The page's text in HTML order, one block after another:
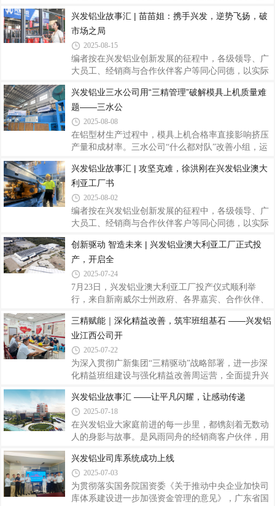
主会场，其余基地通过线上方式同步参与。12位来自
不同岗位的精益骨干接受绶带，精益项目分管领导刘
允棠出席仪式并为绿带获得者绶带、颁发证书。分管
领导刘允棠为绿带获得者绶带绶带仪式简洁而庄重，
既是对6月绿带认证成果的正式确认，也标志着这批
体系的新开端。分管领导刘允棠在仪式上向通过认证
的同事表示祝贺，并充分肯定他们在改善项目中展
兴发铝业故事汇 | 苗苗姐：携手兴发，逆势飞扬，破
市场之局
2025-08-15
编者按在兴发铝业创新发展的征程中，各级领导、广
大员工、经销商与合作伙伴客户等同心同德，以实际
神，为公司高质量发展注入了澎湃动力。在此过程
中，涌现出无数立足平凡岗位、创造不凡价值的感人
故事和闪耀榜样。为凝聚奋斗力量，弘扬企业文化，
现推出“兴发铝业故事汇”系列报道，刊载部分先进个
人与团队故事，共同书写兴发铝业记忆，传递温暖光
业开创更美好的未来汇聚磅礴力量。兴发系统是兴发
铝业旗下品牌，专注于高性能建筑立面围护结
兴发铝业三水公司用“三精管理”破解模具上机质量难
题——三水公
2025-08-08
在铝型材生产过程中，模具上机合格率直接影响挤压
产量和成材率。三水公司“什么都对队”改善小组，运
机合格率从81%提升至87%，日均减少返工2套模具，
年化改善收益达10万元！一、精准定位：直击痛点，
目标明确（一）痛点聚焦：1.新模未合格下单导致上
机率下降2.煲模工序质量问题（碰崩、压烂、冲洗不
干净）影响抛光质量3.返修/修模质量不理想，导致多
化、把模具质量做到预期2.监督各工序的模具质量，
达到预期才能流向下工序3.每天把不合格原因
兴发铝业故事汇 | 攻坚克难，徐洪刚在兴发铝业澳大
利亚工厂书
2025-08-02
编者按在兴发铝业创新发展的征程中，各级领导、广
大员工、经销商与合作伙伴客户等同心同德，以实际
神，为公司高质量发展注入了澎湃动力。在此过程
中，涌现出无数立足平凡岗位、创造不凡价值的感人
故事和闪耀榜样。为凝聚奋斗力量，弘扬企业文化，
现推出“兴发铝业故事汇”系列报道，刊载部分先进个
人与团队故事，共同书写兴发铝业记忆，传递温暖光
业开创更美好的未来汇聚磅礴力量。兴发铝业子公司
生产副总经理徐洪刚，一名中共党员，也是一
创新驱动 智造未来 | 兴发铝业澳大利亚工厂正式投
产，开启全
2025-07-24
7月23日，兴发铝业澳大利亚工厂投产仪式顺利举
行，来自新南威尔士州政府、各界嘉宾、合作伙伴、
同见证这一重要时刻，这是兴发铝业在全球化战略布
局上迈出的坚实一步，为公司全球发展蓝图绘就了浓
墨重彩的一笔，对于提升公司国际影响力、深化国际
合作具有重要里程碑意义。兴发铝业澳大利亚工厂位
于新南威尔士州托马戈，厂区总面积26522平方米，
2万吨，专注于新型高端铝型材产品的应用和推广，
严格执行工业基础、智能制造、绿色制造等重点领域
三精赋能｜深化精益改善，筑牢班组基石 ——兴发铝
业江西公司开
2025-07-22
为深入贯彻广新集团“三精驱动”战略部署，进一步深
化精益班组建设与强化精益改善周运营，全面提升兴
目分管领导刘允棠、广新集团运营管理部副总监黄进
扬，联合前往兴发铝业江西公司进行精益班组与改善
周考察赋能。一、强化改善周运营，以精准突破促精
细管理7月7日，江西公司6月份两项改善周项目总结
棠、广新集团运营管理部副总监黄进扬及江西公司生
产副总颜新桥莅临指导，为深化精益管理、强化改善
成效与加速人才培养锚定方向。各车间精益员
兴发铝业故事汇 ——让平凡闪耀，让感动传递
2025-07-18
在兴发铝业大家庭前进的每一步里，都镌刻着无数动
人的身影与故事。是风雨同舟的经销商客户伙伴，用
用汗水与匠心铸就品质；是身边那些默默付出的同
事，用点滴善举温暖人心；是每一个在平凡岗位上，
绽放出不平凡光芒的你……这些故事，这些感动，值
得被更多人看见！兴发铝业故事汇这是一个专属于您
兴发铝业司库系统成功上线
2025-07-03
为贯彻落实国务院国资委《关于推动中央企业加快司
库体系建设进一步加强资金管理的意见》，广东省国